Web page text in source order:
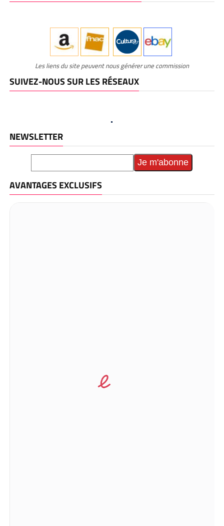
Les liens du site peuvent nous générer une commission
SUIVEZ-NOUS SUR LES RÉSEAUX
NEWSLETTER
AVANTAGES EXCLUSIFS